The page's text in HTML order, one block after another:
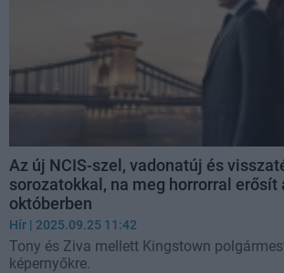
Az új NCIS-szel, vadonatúj és
sorozatokkal, na meg horrorral erősít
októberben
Hír | 2025.09.25 11:42
Tony és Ziva mellett Kingstown
képernyőkre.